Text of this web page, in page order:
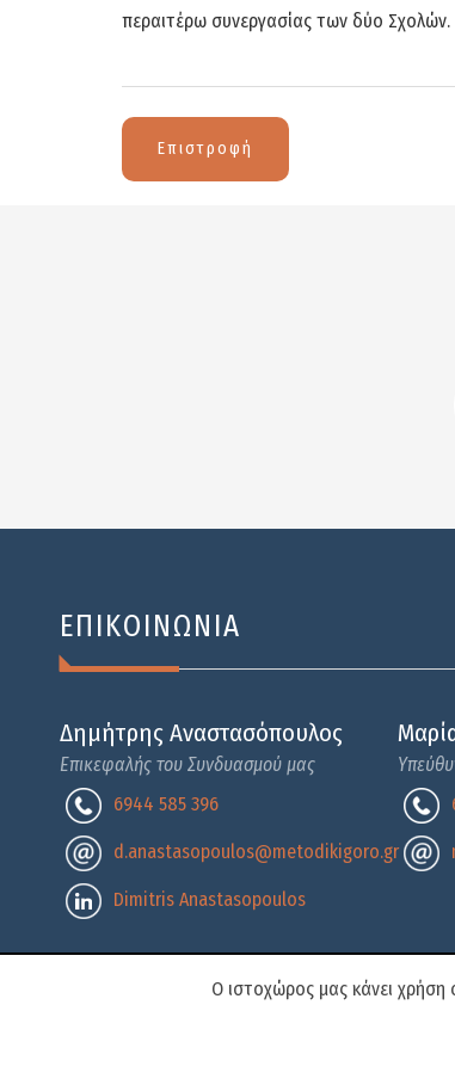
περαιτέρω συνεργασίας των δύο Σχολών.
Επιστροφή
ΕΠΙΚΟΙΝΩΝΙΑ
Δημήτρης Αναστασόπουλος
Επικεφαλής του Συνδυασμού μας
6944 585 396
d.anastasopoulos@metodikigoro.gr
Dimitris Anastasopoulos
Ο ιστοχώρος μας κάνει χρήση